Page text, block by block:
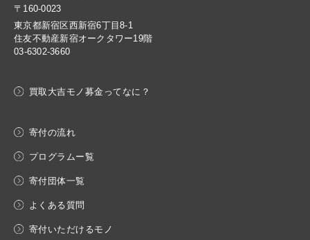
〒160-0023
東京都新宿区西新宿6丁目8-1
住友不動産新宿オークタワー19階
03-6302-3660
買取大吉モノ募金ってなに？
寄付の流れ
プログラムー覧
寄付団体一覧
よくある質問
寄付いただけるモノ